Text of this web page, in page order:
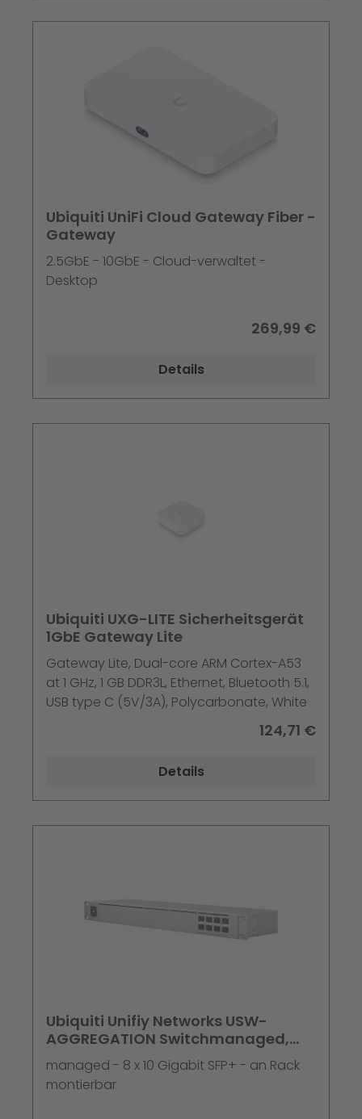
Ubiquiti UniFi Cloud Gateway Fiber -
Gateway
2.5GbE - 10GbE - Cloud-verwaltet -
Desktop
269,99 €
Details
Ubiquiti UXG-LITE Sicherheitsgerät
1GbE Gateway Lite
Gateway Lite, Dual-core ARM Cortex-A53
at 1 GHz, 1 GB DDR3L, Ethernet, Bluetooth 5.1,
USB type C (5V/3A), Polycarbonate, White
124,71 €
Details
Ubiquiti Unifiy Networks USW-
AGGREGATION Switchmanaged,
8x10Gb SFP+, an Rack montierbar
managed - 8 x 10 Gigabit SFP+ - an Rack
montierbar